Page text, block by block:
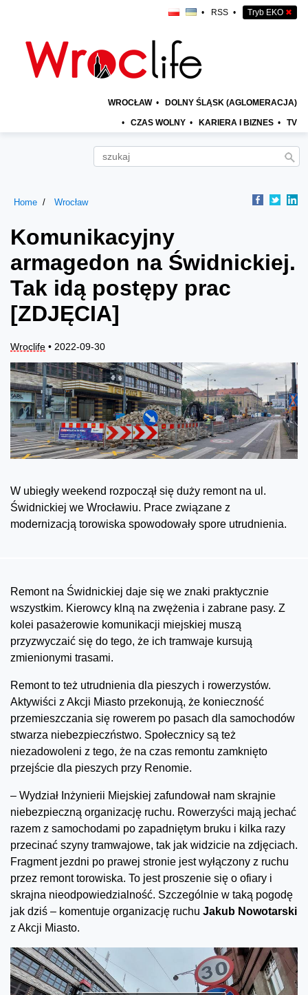
• RSS • Tryb EKO ✖
WROCŁAW • DOLNY ŚLĄSK (AGLOMERACJA)
• CZAS WOLNY • KARIERA I BIZNES • TV
Home Wrocław
Komunikacyjny
armagedon na Świdnickiej.
Tak idą postępy prac
[ZDJĘCIA]
Wroclife • 2022-09-30
W ubiegły weekend rozpoczął się duży remont na ul.
Świdnickiej we Wrocławiu. Prace związane z
modernizacją torowiska spowodowały spore utrudnienia.
Remont na Świdnickiej daje się we znaki praktycznie
wszystkim. Kierowcy klną na zwężenia i zabrane pasy. Z
kolei pasażerowie komunikacji miejskiej muszą
przyzwyczaić się do tego, że ich tramwaje kursują
zmienionymi trasami.
Remont to też utrudnienia dla pieszych i rowerzystów.
Aktywiści z Akcji Miasto przekonują, że konieczność
przemieszczania się rowerem po pasach dla samochodów
stwarza niebezpieczństwo. Społecznicy są też
niezadowoleni z tego, że na czas remontu zamknięto
przejście dla pieszych przy Renomie.
– Wydział Inżynierii Miejskiej zafundował nam skrajnie
niebezpieczną organizację ruchu. Rowerzyści mają jechać
razem z samochodami po zapadniętym bruku i kilka razy
przecinać szyny tramwajowe, tak jak widzicie na zdjęciach.
Fragment jezdni po prawej stronie jest wyłączony z ruchu
przez remont torowiska. To jest proszenie się o ofiary i
skrajna nieodpowiedzialność. Szczególnie w taką pogodę
jak dziś – komentuje organizację ruchu Jakub Nowotarski
z Akcji Miasto.